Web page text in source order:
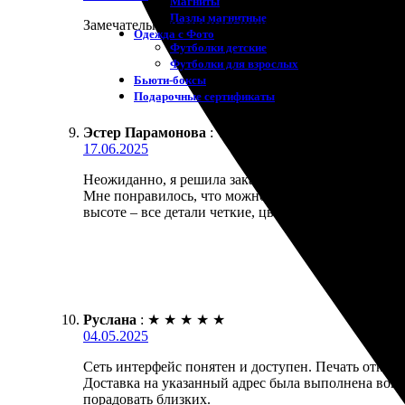
Пазлы магнитные
Одежда с Фото
Футболки детские
Футболки для взрослых
Бьюти-боксы
Подарочные сертификаты
Замечательный сервис! Очень удобно отправлять
Эстер Парамонова : ★
17.06.2025
Неожиданно, я решила заказать открытки с
Мне понравилось, что можно отправить прямо
высоте – все детали четкие, цвета яркие.
Руслана : ★ ★ ★ ★ ★
04.05.2025
Сеть интерфейс понятен и доступен. Печать
Доставка на указанный адрес была выполнена
порадовать близких.